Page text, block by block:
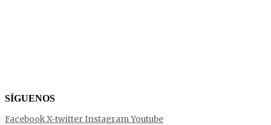
SÍGUENOS
FacebookX-twitterInstagramYoutube